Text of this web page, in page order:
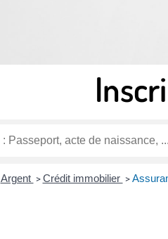
Argent > Crédit immobilier >